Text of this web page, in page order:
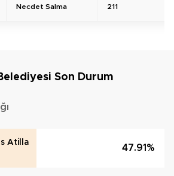
Necdet Salma 211
Son Durum
Atilla
47.91%